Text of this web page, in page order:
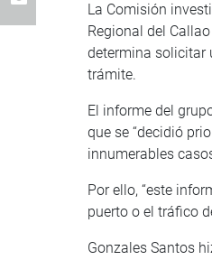
La Comisión
Regional del
determina solicitar
trámite.
El informe del
que se “decidió
innumerables
Por ello, “este
puerto o el tráfico
Gonzales Santos